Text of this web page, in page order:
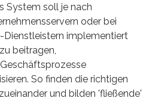
System soll je nach
oder bei
implementiert
beitragen,
So finden die richtigen
und bilden 'fließende'